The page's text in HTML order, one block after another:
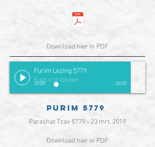
Download hier in PDF
Purim Lezing 5779
Fulp v/d Velden
00:00 00:00
Purim 5779
Parashat Tzav 5779 - 23 mrt. 2019
Download hier in PDF